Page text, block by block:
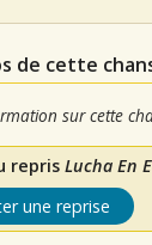
de cette
sur cette
repris Lucha En
une reprise